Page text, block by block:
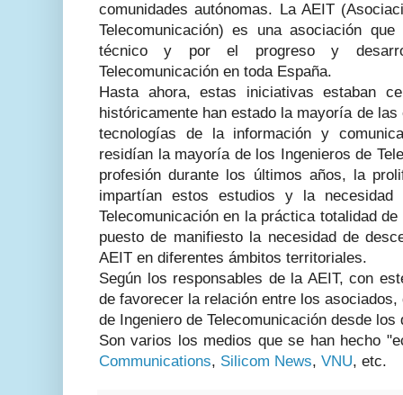
comunidades autónomas. La AEIT
Telecomunicación) es una asociación
técnico y por el progreso y
Telecomunicación en toda España.
Hasta ahora, estas iniciativas estaban
históricamente han estado la mayoría de
tecnologías de la información y
residían la mayoría de los Ingenieros de
profesión durante los últimos años, la
impartían estos estudios y la
Telecomunicación en la práctica totalidad
puesto de manifiesto la necesidad de
AEIT en diferentes ámbitos territoriales.
Según los responsables de la AEIT, con
de favorecer la relación entre los
de Ingeniero de Telecomunicación desde
Son varios los medios que se han hecho
Communications, Silicom News, VNU, etc.